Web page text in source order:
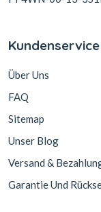
Kundenservice
Über Uns
FAQ
Sitemap
Unser Blog
Versand &
Garantie Und